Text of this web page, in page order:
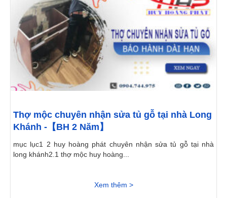
Thợ mộc chuyên nhận sửa tủ gỗ tại nhà Long
Khánh -【BH 2 Năm】
mục lục1 2 huy hoàng phát chuyên nhận sửa tủ gỗ tại nhà
long khánh2.1 thợ mộc huy hoàng...
Xem thêm >